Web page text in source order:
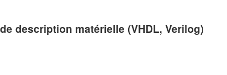
description matérielle (VHDL, Verilog)